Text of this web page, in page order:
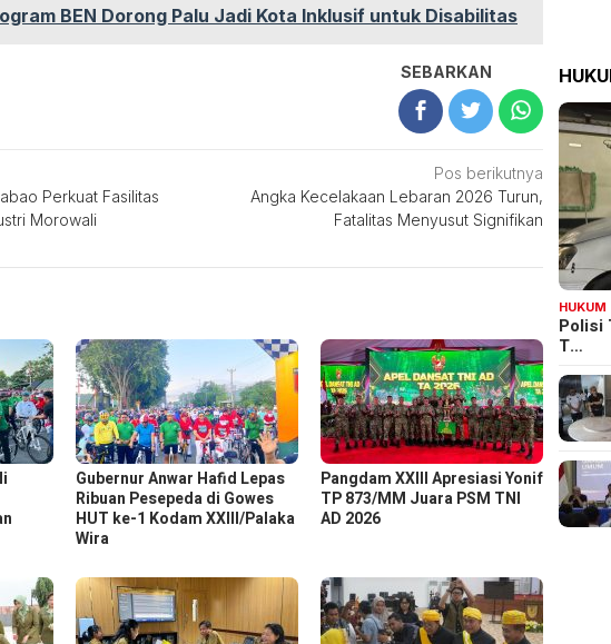
BEN Dorong Palu Jadi Kota Inklusif untuk Disabilitas
SEBARKAN
Perkuat Fasilitas
Morowali
Pos berikutnya
Angka Kecelakaan Lebaran 2026 Turun,
Fatalitas Menyusut Signifikan
Gubernur Anwar Hafid Lepas
Ribuan Pesepeda di Gowes
HUT ke-1 Kodam XXIII/Palaka
Wira
Pangdam XXIII Apresiasi Yonif
TP 873/MM Juara PSM TNI
AD 2026
HUKUM
Polisi
T…